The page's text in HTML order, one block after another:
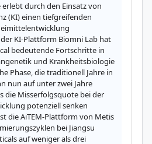
durch den Einsatz von
(KI) einen tiefgreifenden
KI-Plattform Biomni Lab hat
bedeutende Fortschritte in
und Krankheitsbiologie
Phase, die traditionell Jahre in
nun auf unter zwei Jahre
die Misserfolgsquote bei der
potenziell senken
die AiTEM-Plattform von Metis
bei Jiangsu
auf weniger als drei